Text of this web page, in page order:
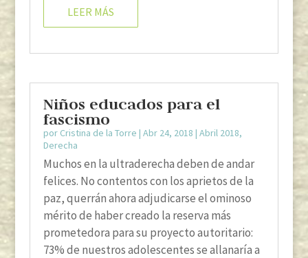
LEER MÁS
Niños educados para el
fascismo
por Cristina de la Torre | Abr 24, 2018 | Abril 2018,
Derecha
Muchos en la ultraderecha deben de andar
felices. No contentos con los aprietos de la
paz, querrán ahora adjudicarse el ominoso
mérito de haber creado la reserva más
prometedora para su proyecto autoritario:
73% de nuestros adolescentes se allanaría a